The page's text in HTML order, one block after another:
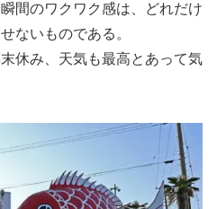
間のワクワク感は、どれだけ
ないものである。
休み、天気も最高とあって気